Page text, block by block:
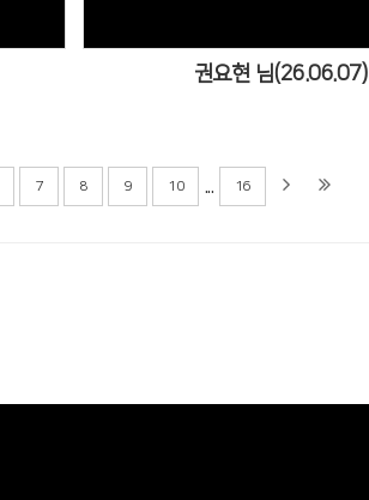
권요현 님(26.06.07)
7 8 9 10 ... 16